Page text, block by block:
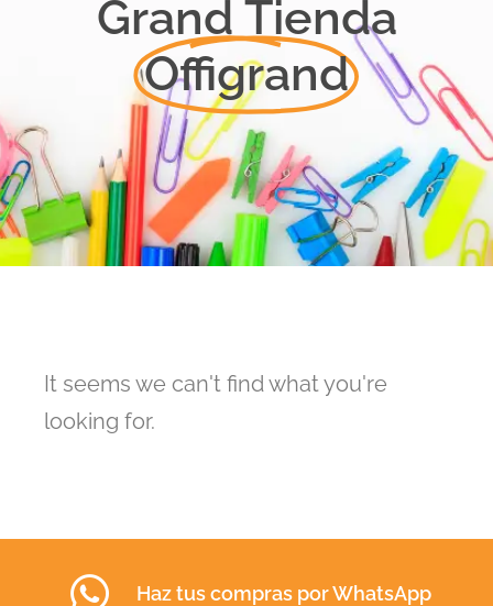
Grand Tienda
Offigrand
It seems we can't find what you're
looking for.
Haz tus compras por WhatsApp